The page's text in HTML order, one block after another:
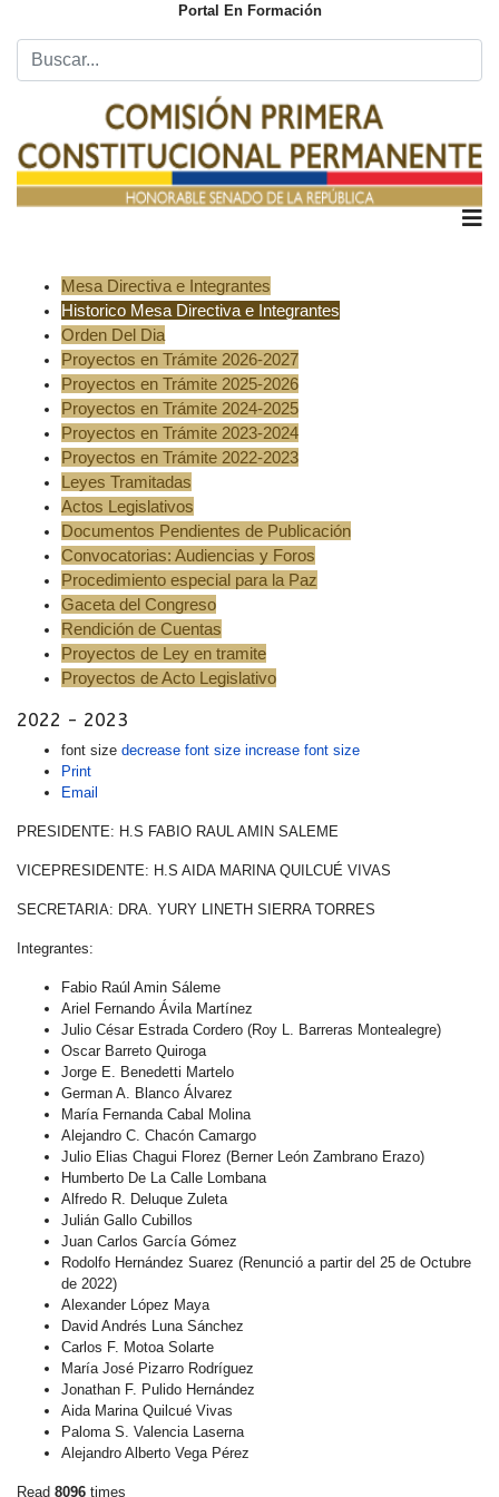
Portal En Formación
Mesa Directiva e Integrantes
Historico Mesa Directiva e Integrantes
Orden Del Dia
Proyectos en Trámite 2026-2027
Proyectos en Trámite 2025-2026
Proyectos en Trámite 2024-2025
Proyectos en Trámite 2023-2024
Proyectos en Trámite 2022-2023
Leyes Tramitadas
Actos Legislativos
Documentos Pendientes de Publicación
Convocatorias: Audiencias y Foros
Procedimiento especial para la Paz
Gaceta del Congreso
Rendición de Cuentas
Proyectos de Ley en tramite
Proyectos de Acto Legislativo
2022 - 2023
font size decrease font size increase font size
Print
Email
PRESIDENTE: H.S FABIO RAUL AMIN SALEME
VICEPRESIDENTE: H.S AIDA MARINA QUILCUÉ VIVAS
SECRETARIA: DRA. YURY LINETH SIERRA TORRES
Integrantes:
Fabio Raúl Amin Sáleme
Ariel Fernando Ávila Martínez
Julio César Estrada Cordero (Roy L. Barreras Montealegre)
Oscar Barreto Quiroga
Jorge E. Benedetti Martelo
German A. Blanco Álvarez
María Fernanda Cabal Molina
Alejandro C. Chacón Camargo
Julio Elias Chagui Florez (Berner León Zambrano Erazo)
Humberto De La Calle Lombana
Alfredo R. Deluque Zuleta
Julián Gallo Cubillos
Juan Carlos García Gómez
Rodolfo Hernández Suarez (Renunció a partir del 25 de Octubre
de 2022)
Alexander López Maya
David Andrés Luna Sánchez
Carlos F. Motoa Solarte
María José Pizarro Rodríguez
Jonathan F. Pulido Hernández
Aida Marina Quilcué Vivas
Paloma S. Valencia Laserna
Alejandro Alberto Vega Pérez
Read 8096 times